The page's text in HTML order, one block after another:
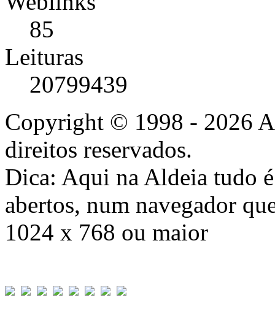
85
Leituras
20799439
Copyright © 1998 - 2026
direitos reservados.
Dica: Aqui na Aldeia tudo
abertos, num navegador
1024 x 768 ou maior